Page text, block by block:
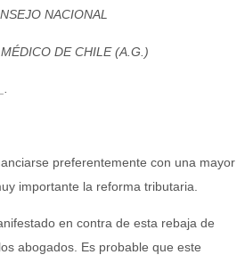
DE CHILE (A.G.)
preferentemente con una mayor
importante la reforma tributaria.
en contra de esta rebaja de
abogados. Es probable que este